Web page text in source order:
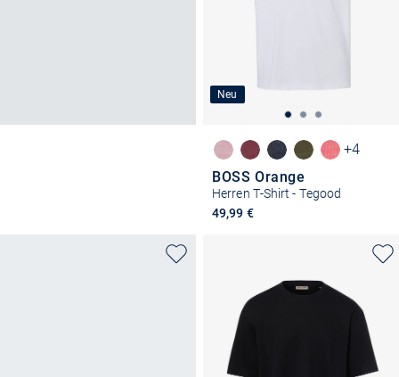
Neu
+4
BOSS Orange
Herren T-Shirt - Tegood
49,99 €